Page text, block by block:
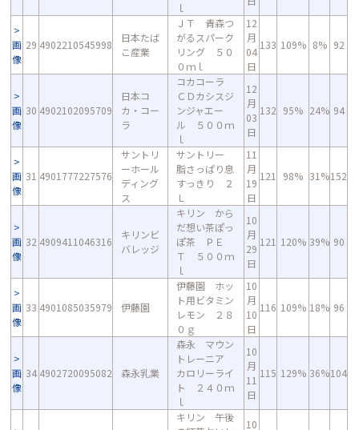
ｌ
画
像
29 4902210545998
日本たば
こ産業
ＪＴ 青森つ
がるスパーク
リング ５０
０ｍｌ
12
月
04
日
133 109% 8% 92
画
像
30 4902102095709
日本コ
カ・コー
ラ
コカコーラ
ＣＤカシスジ
ンジャエー
ル ５００ｍ
ｌ
12
月
03
日
132 95% 24% 94
画
像
31 4901777227576
サントリ
ーホール
ディング
ス
サントリー
脂さっぱり息
すっきり ２
Ｌ
11
月
19
日
121 98% 31%152
画
像
32 4909411046316
キリンビ
バレッジ
キリン から
だ想い茶ぽっ
ぽ茶 ＰＥ
Ｔ ５００ｍ
ｌ
10
月
29
日
121 120% 39% 90
画
像
33 4901085035979 伊藤園
伊藤園 ホッ
ト用ビタミン
レモン ２８
０ｇ
10
月
10
日
116 109% 18% 96
画
像
34 4902720095082 森永乳業
森永 マウン
トレーニア
カロリーライ
ト ２４０ｍ
ｌ
10
月
11
日
115 129% 36%104
キリン 午後
10